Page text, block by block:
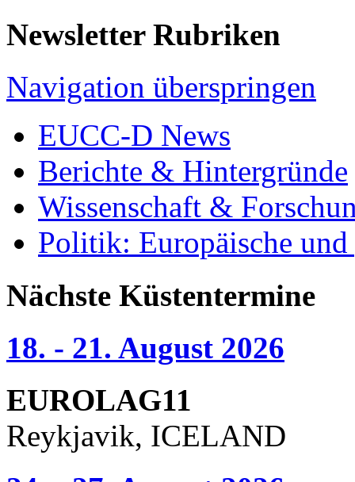
Newsletter Rubriken
Navigation überspringen
EUCC-D News
Berichte & Hintergründe
Wissenschaft &
Politik: Europäische
Nächste Küstentermine
18. - 21. August 2026
EUROLAG11
Reykjavik, ICELAND